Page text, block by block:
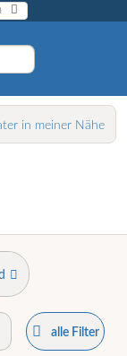
in meiner Nähe
alle Filter